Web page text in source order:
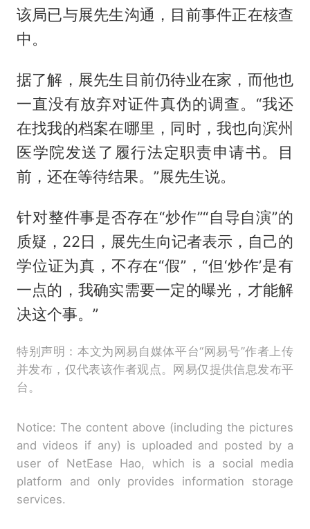
该局已与展先生沟通，目前事件正在核查
中。
据了解，展先生目前仍待业在家，而他也
一直没有放弃对证件真伪的调查。“我还
在找我的档案在哪里，同时，我也向滨州
医学院发送了履行法定职责申请书。目
前，还在等待结果。”展先生说。
针对整件事是否存在“炒作”“自导自演”的
质疑，22日，展先生向记者表示，自己的
学位证为真，不存在“假”，“但‘炒作’是有
一点的，我确实需要一定的曝光，才能解
决这个事。”
特别声明：本文为网易自媒体平台“网易号”作者上传
并发布，仅代表该作者观点。网易仅提供信息发布平
台。
Notice: The content above (including the pictures
and videos if any) is uploaded and posted by a
user of NetEase Hao, which is a social media
platform and only provides information storage
services.